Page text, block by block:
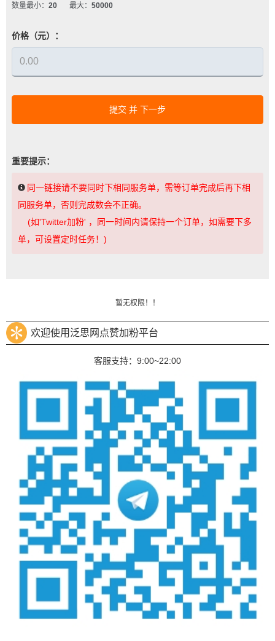
数量最小： 20 最大： 50000
价格（元）：
提交 并 下一步
重要提示：
同一链接请不要同时下相同服务单，需等订单完成后再下相
同服务单，否则完成数会不正确。
(如'Twitter加粉' ，同一时间内请保持一个订单，如需要下多
单，可设置定时任务！)
暂无权限！！
欢迎使用泛思网点赞加粉平台
客服支持：9:00~22:00